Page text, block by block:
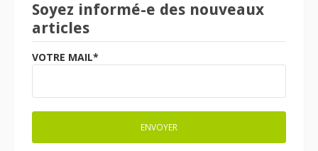
Soyez informé-e des nouveaux
articles
VOTRE MAIL*